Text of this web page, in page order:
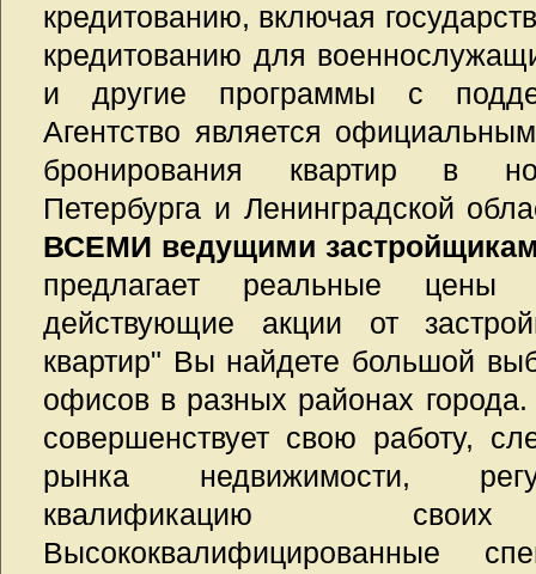
кредитованию, включая
кредитованию для
и другие программы с
Агентство является
бронирования квартир в
Петербурга и Ленинградской
ВСЕМИ ведущими
предлагает реальные
действующие акции от
квартир" Вы найдете большой
офисов в разных районах
совершенствует свою работу,
рынка недвижимости,
квалификацию своих
Высококвалифицированные